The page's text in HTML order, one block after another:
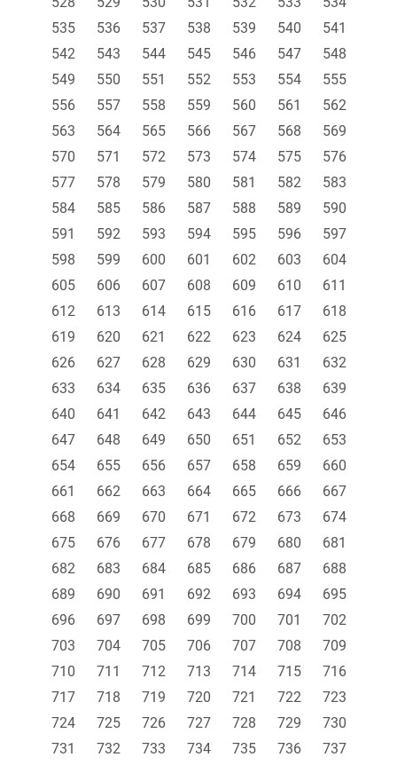
535
536 537 538 539 540
541
542
543 544 545 546 547
548
549
550 551 552 553 554
555
556
557 558 559 560 561
562
563
564 565 566 567 568
569
570
571 572 573 574 575
576
577
578 579 580 581 582
583
584
585 586 587 588 589
590
591
592 593 594 595 596
597
598
599 600 601 602 603
604
605
606 607 608 609 610
611
612
613 614 615 616 617
618
619
620 621 622 623 624
625
626
627 628 629 630 631
632
633
634 635 636 637 638
639
640
641 642 643 644 645
646
647
648 649 650 651 652
653
654
655 656 657 658 659
660
661
662 663 664 665 666
667
668
669 670 671 672 673
674
675
676 677 678 679 680
681
682
683 684 685 686 687
688
689
690 691 692 693 694
695
696
697 698 699 700 701
702
703
704 705 706 707 708
709
710
711 712 713 714 715
716
717
718 719 720 721 722
723
724
725 726 727 728 729
730
731
732 733 734 735 736
737